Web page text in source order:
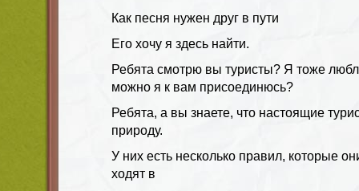
Как песня нужен друг в пути
Его хочу я здесь найти.
Ребята смотрю вы туристы? Я тоже
можно я к вам присоединюсь?
Ребята, а вы знаете, что настоящие
природу.
У них есть несколько правил, которые
ходят в